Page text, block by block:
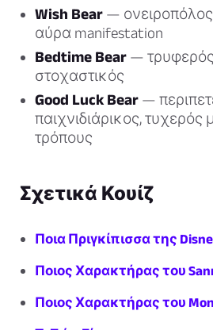
Wish Bear —
αύρα manifestation
Bedtime Bear —
στοχαστικός
Good Luck Bear —
παιχνιδιάρικος,
τρόπους
Σχετικά Κουίζ
Ποια Πριγκίπισσα της
Ποιος Χαρακτήρας του
Ποιος Χαρακτήρας του